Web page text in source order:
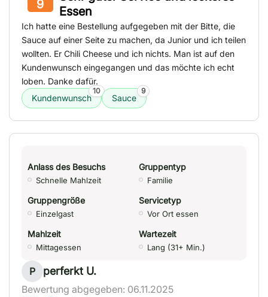
9
Essen
Ich hatte eine Bestellung aufgegeben mit der Bitte, die
Sauce auf einer Seite zu machen, da Junior und ich teilen
wollten. Er Chili Cheese und ich nichts. Man ist auf den
Kundenwunsch eingegangen und das möchte ich echt
loben. Danke dafür.
Kundenwunsch
10
Sauce
9
Anlass des Besuchs
Schnelle Mahlzeit
Gruppentyp
Familie
Gruppengröße
Einzelgast
Servicetyp
Vor Ort essen
Mahlzeit
Mittagessen
Wartezeit
Lang (31+ Min.)
P perferkt U.
Bewertung abgegeben: 06.11.2025